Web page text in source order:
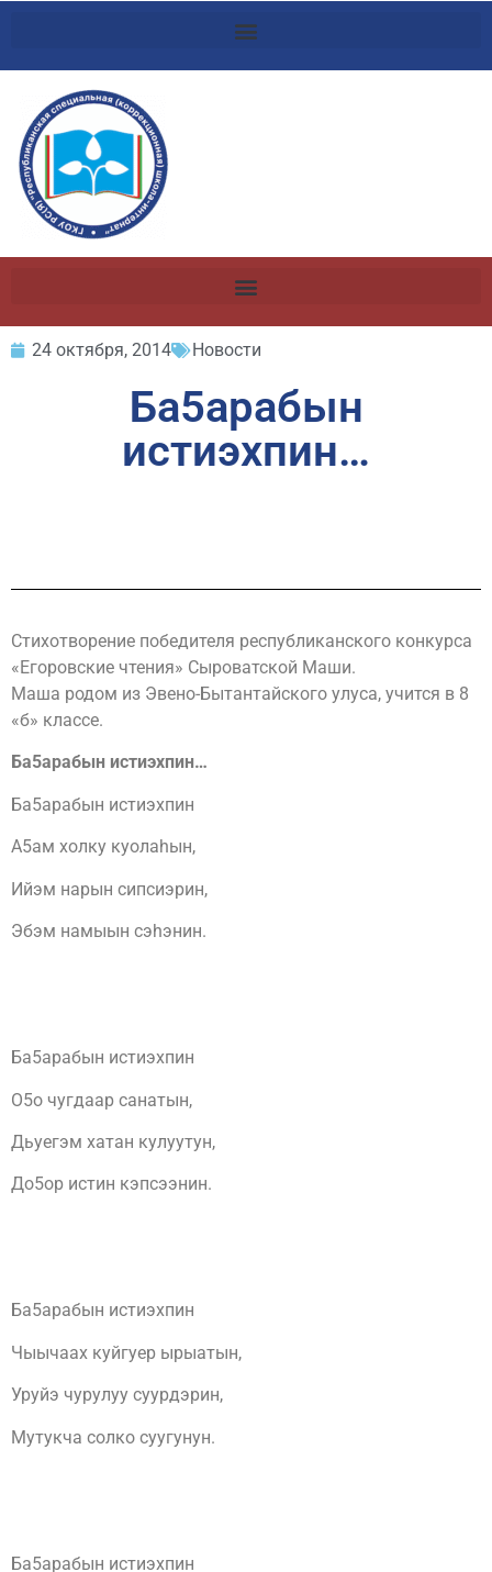
24 октября, 2014 Новости
Ба5арабын
истиэхпин…
Стихотворение победителя республиканского конкурса
«Егоровские чтения» Сыроватской Маши.
Маша родом из Эвено-Бытантайского улуса, учится в 8
«б» классе.
Ба5арабын истиэхпин…
Ба5арабын истиэхпин
А5ам холку куолаhын,
Ийэм нарын сипсиэрин,
Эбэм намыын сэhэнин.
Ба5арабын истиэхпин
О5о чугдаар санатын,
Дьуегэм хатан кулуутун,
До5ор истин кэпсээнин.
Ба5арабын истиэхпин
Чыычаах куйгуер ырыатын,
Уруйэ чурулуу суурдэрин,
Мутукча солко суугунун.
Ба5арабын истиэхпин